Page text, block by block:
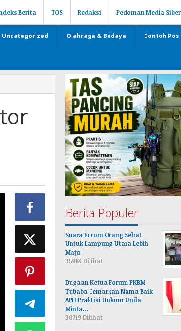
Berita TOS Redaksi Pedoman Media Siber
Uncategorized Olahraga & Budaya Contoh Pos
Berita Populer
Suara Forum Orang Sehat
Untuk Lampung Utara Lebih
Maju
35984 Dilihat
Dugaan Ketua Forum PKBM
Tubaba Cemarkan Nama Baik
APH Praktisi Hukum Unila
Minta…
30719 Dilihat